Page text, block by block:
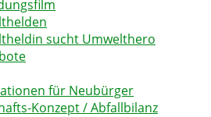
sucht Umwelthero
für Neubürger
Konzept / Abfallbilanz